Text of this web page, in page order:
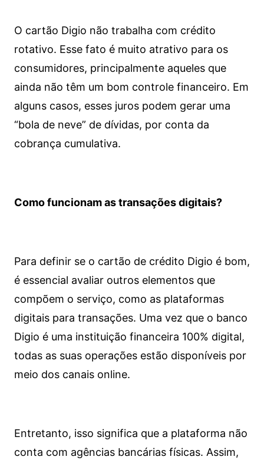
O cartão Digio não trabalha com crédito
rotativo. Esse fato é muito atrativo para os
consumidores, principalmente aqueles que
ainda não têm um bom controle financeiro. Em
alguns casos, esses juros podem gerar uma
“bola de neve” de dívidas, por conta da
cobrança cumulativa.
Como funcionam as transações digitais?
Para definir se o cartão de crédito Digio é bom,
é essencial avaliar outros elementos que
compõem o serviço, como as plataformas
digitais para transações. Uma vez que o banco
Digio é uma instituição financeira 100% digital,
todas as suas operações estão disponíveis por
meio dos canais online.
Entretanto, isso significa que a plataforma não
conta com agências bancárias físicas. Assim,